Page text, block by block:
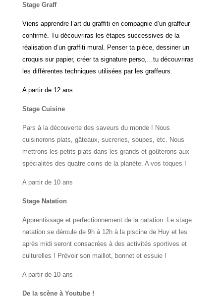
Stage Graff
Viens apprendre l’art du graffiti en compagnie d’un graffeur
confirmé. Tu découvriras les étapes successives de la
réalisation d’un graffiti mural. Penser ta pièce, dessiner un
croquis sur papier, créer ta signature perso,…tu découvriras
les différentes techniques utilisées par les graffeurs.
A partir de 12 ans.
Stage Cuisine
Pars à la découverte des saveurs du monde ! Nous
cuisinerons plats, gâteaux, sucreries, soupes, etc. Nous
mettrons les petits plats dans les grands et goûterons aux
spécialités des quatre coins de la planète. A vos toques !
A partir de 10 ans
Stage Natation
Apprentissage et perfectionnement de la natation. Le stage
natation se déroule de 9h à 12h à la piscine de Huy et les
après midi seront consacrées à des activités sportives et
culturelles ! Prévoir son maillot, bonnet et essuie !
A partir de 10 ans
De la scène à Youtube !